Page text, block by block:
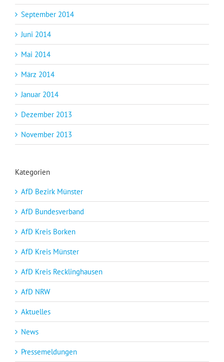
September 2014
Juni 2014
Mai 2014
März 2014
Januar 2014
Dezember 2013
November 2013
Kategorien
AfD Bezirk Münster
AfD Bundesverband
AfD Kreis Borken
AfD Kreis Münster
AfD Kreis Recklinghausen
AfD NRW
Aktuelles
News
Pressemeldungen